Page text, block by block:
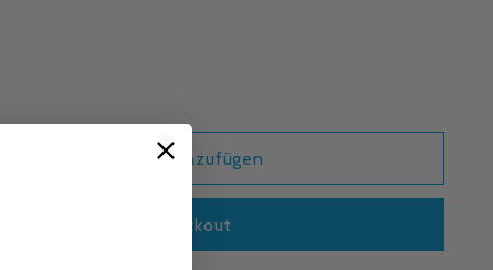
Zum Warenkorb hinzufügen
Jetzt zum Checkout